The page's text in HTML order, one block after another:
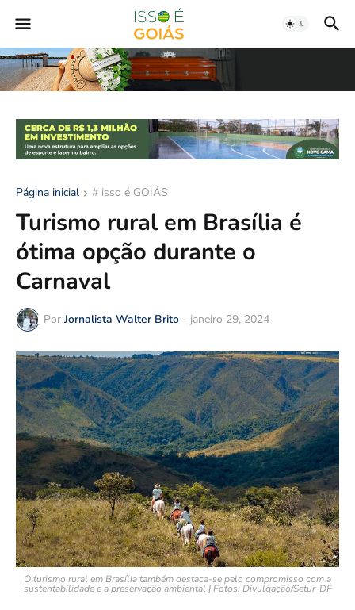
Página inicial # isso é GOIÁS
Turismo rural em Brasília é
ótima opção durante o
Carnaval
Por Jornalista Walter Brito - janeiro 29, 2024
O turismo rural em Brasília também destaca-se pelo compromisso com a
sustentabilidade e a preservação ambiental | Fotos: Divulgação/Setur-DF